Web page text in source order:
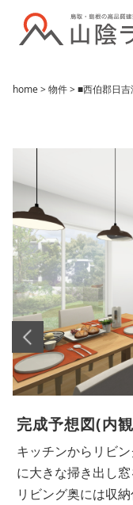
home>物件> ■西伯郡日
完成予想図(内
キッチンからリビ
に大きな掃き出し
リビング奥には収